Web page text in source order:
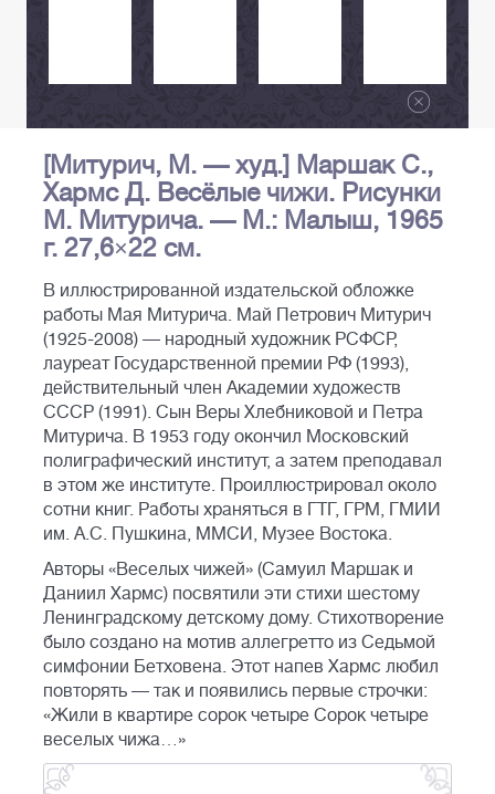
[Митурич, М. — худ.] Маршак С.,
Хармс Д. Весёлые чижи. Рисунки
М. Митурича. — М.: Малыш, 1965
г. 27,6×22 см.
В иллюстрированной издательской обложке
работы Мая Митурича. Май Петрович Митурич
(1925-2008) — народный художник РСФСР,
лауреат Государственной премии РФ (1993),
действительный член Академии художеств
СССР (1991). Сын Веры Хлебниковой и Петра
Митурича. В 1953 году окончил Московский
полиграфический институт, а затем преподавал
в этом же институте. Проиллюстрировал около
сотни книг. Работы храняться в ГТГ, ГРМ, ГМИИ
им. А.С. Пушкина, ММСИ, Музее Востока.
Авторы «Веселых чижей» (Самуил Маршак и
Даниил Хармс) посвятили эти стихи шестому
Ленинградскому детскому дому. Стихотворение
было создано на мотив аллегретто из Седьмой
симфонии Бетховена. Этот напев Хармс любил
повторять — так и появились первые строчки:
«Жили в квартире сорок четыре Сорок четыре
веселых чижа…»